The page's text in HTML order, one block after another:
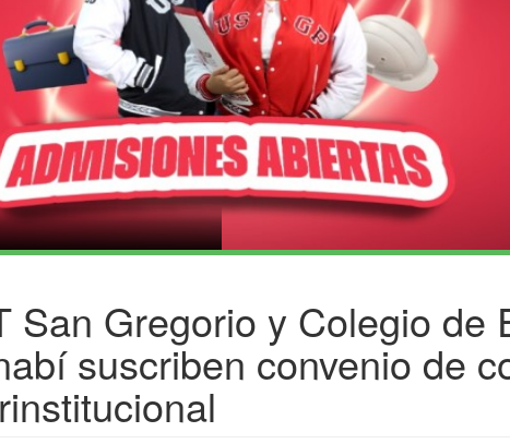
San Gregorio y Colegio de
suscriben convenio de